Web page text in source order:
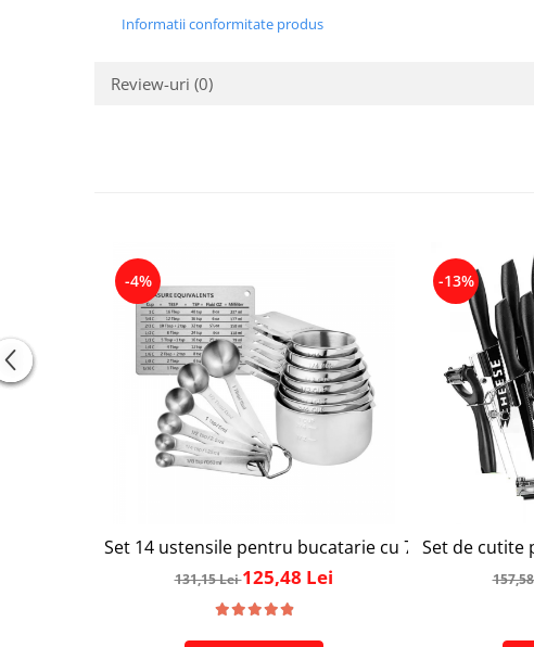
Informatii conformitate produs
Review-uri (0)
-4%
Set 14 ustensile pentru bucatarie cu 7 linguri de
131,15 Lei125,48 Lei
-13%
Set de cutite